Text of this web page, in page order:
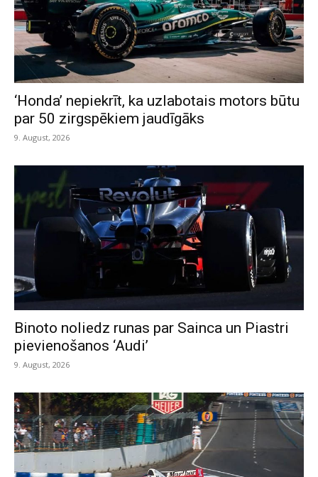
‘Honda’ nepiekrīt, ka uzlabotais motors būtu
par 50 zirgspēkiem jaudīgāks
9. August, 2026
Binoto noliedz runas par Sainca un Piastri
pievienošanos ‘Audi’
9. August, 2026